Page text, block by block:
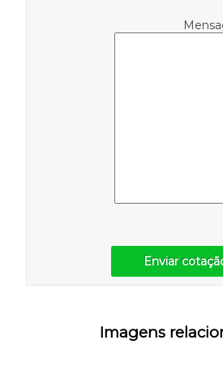
Enviar
Imagens